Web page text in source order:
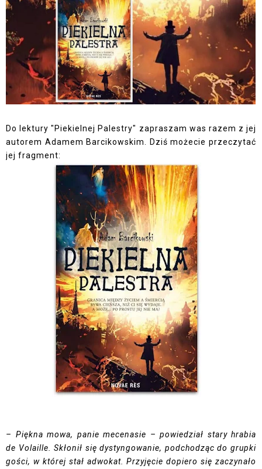
Do lektury "Piekielnej Palestry" zapraszam was razem z jej
autorem Adamem Barcikowskim. Dziś możecie przeczytać
jej fragment:
– Piękna mowa, panie mecenasie – powiedział stary hrabia
de Volaille. Skłonił się dystyngowanie, podchodząc do grupki
gości, w której stał adwokat. Przyjęcie dopiero się zaczynało